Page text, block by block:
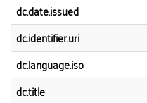
dc.date.issued
dc.identifier.uri
dc.language.iso
dc.title